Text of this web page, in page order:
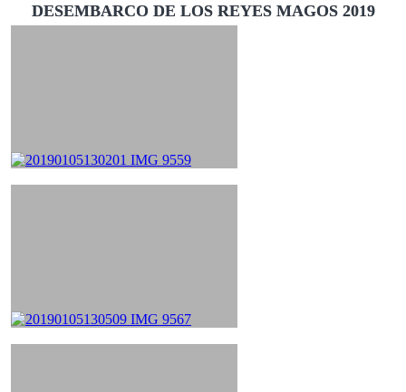
DESEMBARCO DE LOS REYES MAGOS 2019